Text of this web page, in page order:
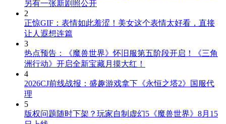
另有一张新剧照公开
2
正惊GIF：表情如此羞涩！美女这个表情太好看，直接
让人遐想连篇
3
热点预告：《魔兽世界》怀旧服第五阶段开启！《三角
洲行动》开启全新宝藏月摸大红！
4
2026CJ前线战报：盛趣游戏拿下《永恒之塔2》国服代
理
5
版权问题随时下架？玩家自制虚幻5《魔兽世界》8月15